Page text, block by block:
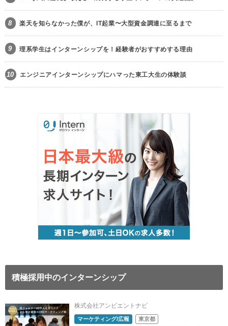
8 楽天を知らなかった僕が、IT起業〜大型資金調達に至るまで
9 理系学生はインターンシップを！経験者がおすすめする理由
10 エンジニアインターンシップにハマった東工大生の体験談
積極採用中のインターンシップ
株式会社アンビエントナビ
マーケティング/広報 東京都